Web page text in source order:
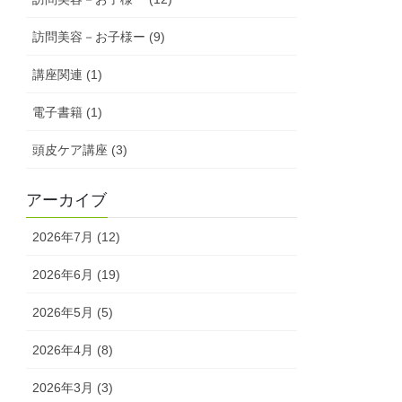
訪問美容－お子様ー (9)
講座関連 (1)
電子書籍 (1)
頭皮ケア講座 (3)
アーカイブ
2026年7月 (12)
2026年6月 (19)
2026年5月 (5)
2026年4月 (8)
2026年3月 (3)